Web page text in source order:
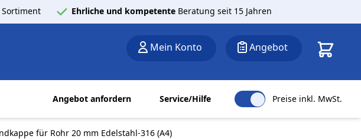
Sortiment Ehrliche und kompetente Beratung seit 15 Jahren
Mein Konto Angebot
Angebot anfordern Service/Hilfe Preise inkl. MwSt.
für Rohr 20 mm Edelstahl-316 (A4)